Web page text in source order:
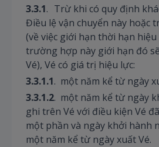
3.3.1. Trừ khi có quy định
Điều lệ vận chuyển này hoặc
(về việc giới hạn thời hạn
trường hợp này giới hạn đó
Vé), Vé có giá trị hiệu lực:
3.3.1.1. một năm kể từ ngày
3.3.1.2. một năm kể từ ngày
ghi trên Vé với điều kiện Vé
một phần và ngày khởi hành
một năm kể từ ngày xuất Vé.